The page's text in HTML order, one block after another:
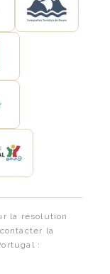
la résolution
la
: